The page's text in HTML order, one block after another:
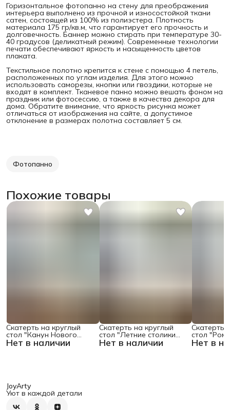
Горизонтальное фотопанно на стену для преображения
интерьера выполнено из прочной и износостойкой ткани
сатен, состоящей из 100% из полиэстера. Плотность
материала 175 гр/кв.м, что гарантирует его прочность и
долговечность. Баннер можно стирать при температуре 30-
40 градусов (деликатный режим). Современные технологии
печати обеспечивают яркость и насыщенность цветов
плаката.
Текстильное полотно крепится к стене с помощью 4 петель,
расположенных по углам изделия. Для этого можно
использовать саморезы, кнопки или гвоздики, которые не
входят в комплект. Тканевое панно можно вешать фоном на
праздник или фотосессию, а также в качества декора для
дома. Обратите внимание, что яркость рисунка может
отличаться от изображения на сайте, а допустимое
отклонение в размерах полотна составляет 5 см.
Фотопанно
Похожие товары
Нет в наличии
Скатерть на круглый
стол "Канун Нового
Года", 150х150 , серия Нет в наличии
Скатерть на круглый
стол "Летние столики
кафе", 150х150 Нет в
Скатерть
стол
поляне",
JoyArty
Уют в каждой детали